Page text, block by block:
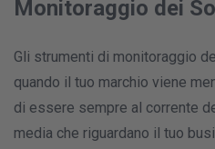
Monitoraggio dei
Gli strumenti di monitoraggio
quando il tuo marchio viene
di essere sempre al corrente
media che riguardano il tuo